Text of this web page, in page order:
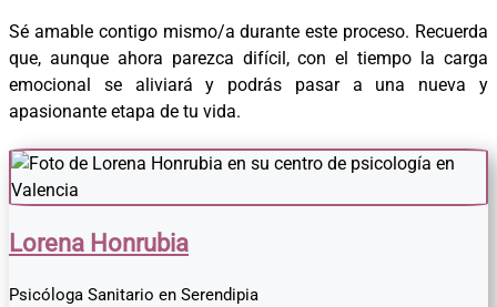
Sé amable contigo mismo/a durante este proceso. Recuerda
que, aunque ahora parezca difícil, con el tiempo la carga
emocional se aliviará y podrás pasar a una nueva y
apasionante etapa de tu vida.
Lorena Honrubia
Psicóloga Sanitario en Serendipia